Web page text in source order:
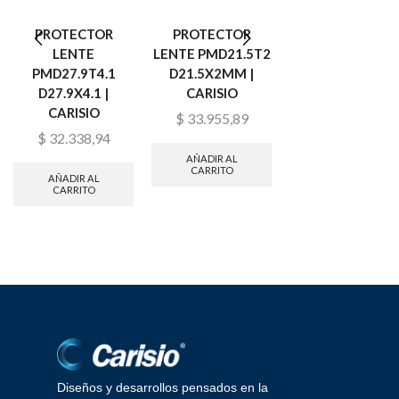
PROTECTOR
LENTE
PMD27.9T4.1
D27.9X4.1 |
CARISIO
$ 32.338,94
AÑADIR AL
CARRITO
PROTECTOR
LENTE PMD21.5T2
D21.5X2MM |
CARISIO
$ 33.955,89
AÑADIR AL
CARRITO
Diseños y desarrollos pensados en la